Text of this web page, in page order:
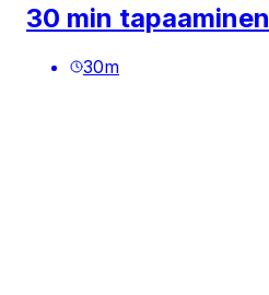
30 min tapaaminen
30m